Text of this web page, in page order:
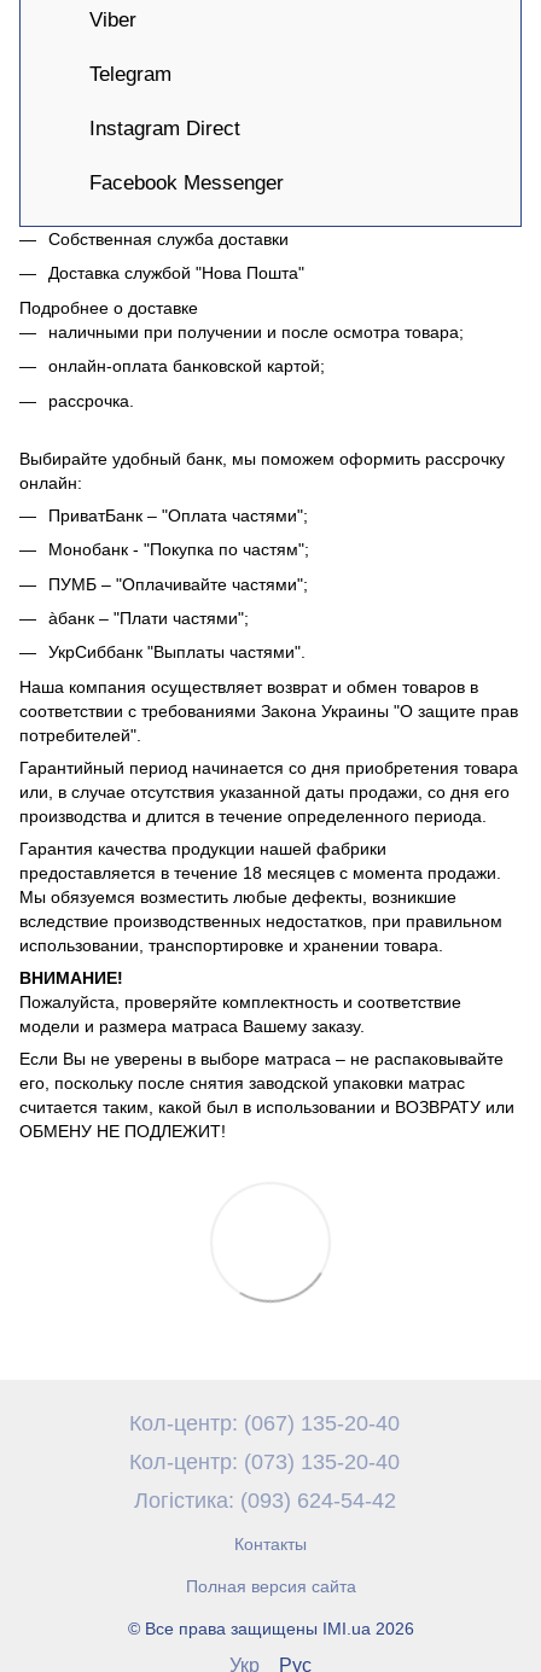
Viber
Telegram
Instagram Direct
Facebook Messenger
Собственная служба доставки
Доставка службой "Нова Пошта"
Подробнее о доставке
наличными при получении и после осмотра товара;
онлайн-оплата банковской картой;
рассрочка.
Выбирайте удобный банк, мы поможем оформить рассрочку
онлайн:
ПриватБанк – "Оплата частями";
Монобанк - "Покупка по частям";
ПУМБ – "Оплачивайте частями";
àбанк – "Плати частями";
УкрСиббанк "Выплаты частями".
Наша компания осуществляет возврат и обмен товаров в
соответствии с требованиями Закона Украины "О защите прав
потребителей".
Гарантийный период начинается со дня приобретения товара
или, в случае отсутствия указанной даты продажи, со дня его
производства и длится в течение определенного периода.
Гарантия качества продукции нашей фабрики
предоставляется в течение 18 месяцев с момента продажи.
Мы обязуемся возместить любые дефекты, возникшие
вследствие производственных недостатков, при правильном
использовании, транспортировке и хранении товара.
ВНИМАНИЕ!
Пожалуйста, проверяйте комплектность и соответствие
модели и размера матраса Вашему заказу.
Если Вы не уверены в выборе матраса – не распаковывайте
его, поскольку после снятия заводской упаковки матрас
считается таким, какой был в использовании и ВОЗВРАТУ или
ОБМЕНУ НЕ ПОДЛЕЖИТ!
Кол-центр: (067) 135-20-40
Кол-центр: (073) 135-20-40
Логістика: (093) 624-54-42
Контакты
Полная версия сайта
© Все права защищены IMI.ua 2026
Укр Рус